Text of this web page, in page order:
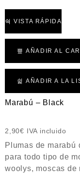
VISTA RÁPIDA
AÑADIR AL
AÑADIR A LA
Marabú – Black
2,90€ IVA incluido
Plumas de
para todo tipo de
woolys, moscas de